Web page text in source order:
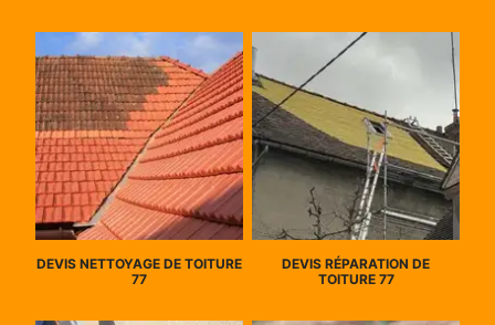
DEVIS NETTOYAGE DE TOITURE
77
DEVIS RÉPARATION DE
TOITURE 77